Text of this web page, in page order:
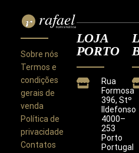
Sobre nós
Termos e
condições
gerais de
venda
Política de
privacidade
Contatos
LOJA
PORTO
Rua
Formosa
396, Stº
Ildefonso
4000–
253
Porto
Portugal